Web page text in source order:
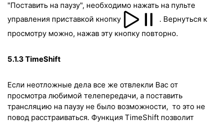
"Поставить на паузу", необходимо нажать на пульте
управления приставкой кнопку
. Вернуться к
просмотру можно, нажав эту кнопку повторно.
5.1.3 TimeShift
Если неотложные дела всe же отвлекли Вас от
просмотра любимой телепередачи, а поставить
трансляцию на паузу не было возможности, то это не
повод расстраиваться. Функция TimeShift позволит